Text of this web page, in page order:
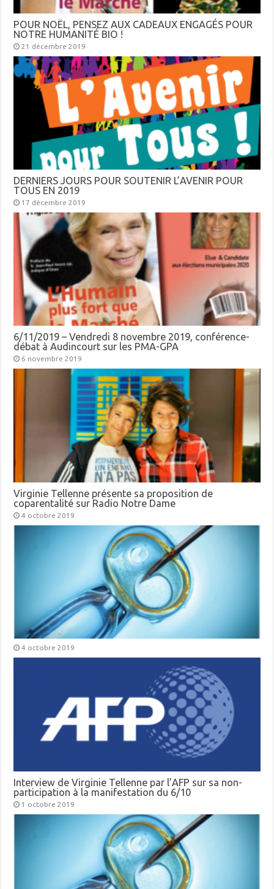
POUR NOËL, PENSEZ AUX CADEAUX ENGAGÉS POUR
NOTRE HUMANITÉ BIO !
21 décembre 2019
DERNIERS JOURS POUR SOUTENIR L’AVENIR POUR
TOUS EN 2019
17 décembre 2019
6/11/2019 – Vendredi 8 novembre 2019, conférence-
débat à Audincourt sur les PMA-GPA
6 novembre 2019
Virginie Tellenne présente sa proposition de
coparentalité sur Radio Notre Dame
4 octobre 2019
4 octobre 2019
Interview de Virginie Tellenne par l’AFP sur sa non-
participation à la manifestation du 6/10
1 octobre 2019